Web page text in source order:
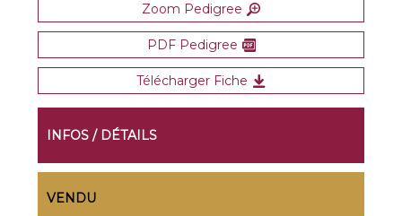
Zoom Pedigree
PDF Pedigree
Télécharger Fiche
INFOS / DÉTAILS
VENDU